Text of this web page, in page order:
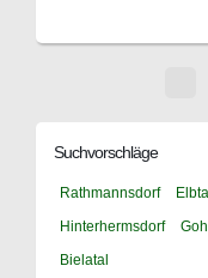
Suchvorschläge
Rathmannsdorf Elbtal
Hinterhermsdorf
Bielatal